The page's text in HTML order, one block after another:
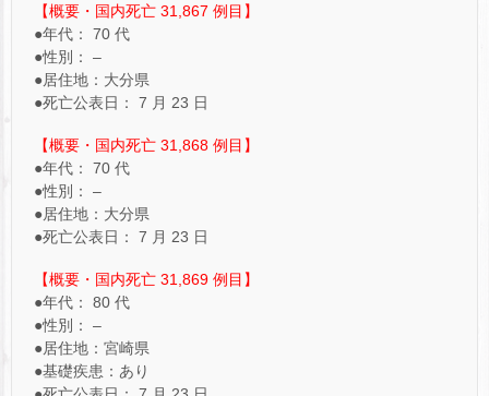
【概要・国内死亡 31,867 例目】
●年代： 70 代
●性別： –
●居住地：大分県
●死亡公表日： 7 月 23 日
【概要・国内死亡 31,868 例目】
●年代： 70 代
●性別： –
●居住地：大分県
●死亡公表日： 7 月 23 日
【概要・国内死亡 31,869 例目】
●年代： 80 代
●性別： –
●居住地：宮崎県
●基礎疾患：あり